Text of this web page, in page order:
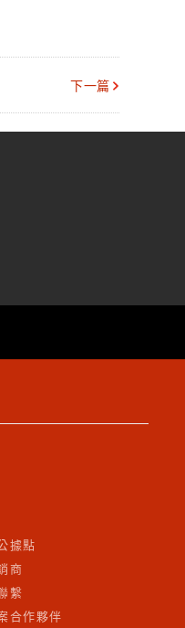
下一篇
據點
商
繫
合作夥伴